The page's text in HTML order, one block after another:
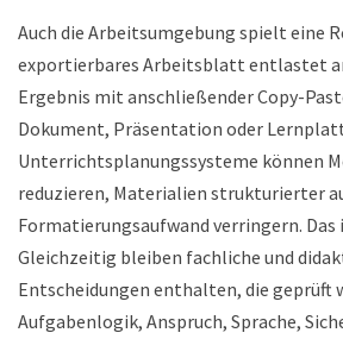
Auch die Arbeitsumgebung spielt eine
exportierbares Arbeitsblatt entlastet
Ergebnis mit anschließender Copy-
Dokument, Präsentation oder
Unterrichtsplanungssysteme können
reduzieren, Materialien strukturierter
Formatierungsaufwand verringern.
Gleichzeitig bleiben fachliche und
Entscheidungen enthalten, die geprüft
Aufgabenlogik, Anspruch, Sprache,